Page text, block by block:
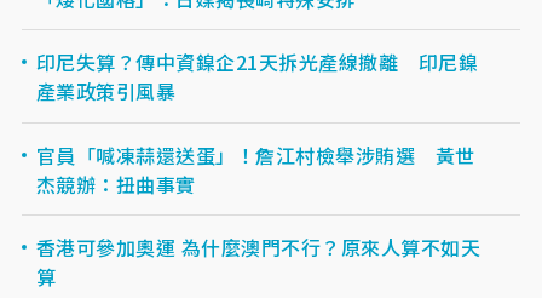
印尼失算？傳中資鎳企21天拆光產線撤離 印尼鎳
產業政策引風暴
官員「喊凍蒜還送蛋」！詹江村檢舉涉賄選 黃世
杰競辦：扭曲事實
香港可參加奧運 為什麼澳門不行？原來人算不如天
算